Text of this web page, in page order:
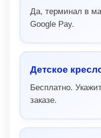
Да, терминал в
Google Pay.
Детское
Бесплатно.
заказе.